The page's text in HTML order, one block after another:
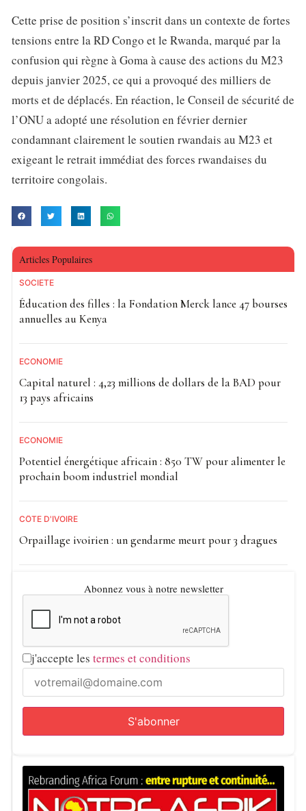
Cette prise de position s’inscrit dans un contexte de fortes
tensions entre la RD Congo et le Rwanda, marqué par la
confusion qui règne à Goma à cause des actions du M23
depuis janvier 2025, ce qui a provoqué des milliers de
morts et de déplacés. En réaction, le Conseil de sécurité de
l’ONU a adopté une résolution en février dernier
condamnant clairement le soutien rwandais au M23 et
exigeant le retrait immédiat des forces rwandaises du
territoire congolais.
Articles Populaires
SOCIETE
Éducation des filles : la Fondation Merck lance 47 bourses
annuelles au Kenya
ECONOMIE
Capital naturel : 4,23 millions de dollars de la BAD pour
13 pays africains
ECONOMIE
Potentiel énergétique africain : 850 TW pour alimenter le
prochain boom industriel mondial
CÔTE D'IVOIRE
Orpaillage ivoirien : un gendarme meurt pour 3 dragues
Abonnez vous à notre newsletter
j'accepte les termes et conditions